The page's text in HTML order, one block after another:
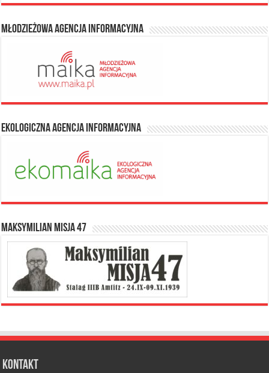
Młodzieżowa Agencja Informacyjna
Ekologiczna Agencja Informacyjna
Maksymilian Misja 47
Kontakt